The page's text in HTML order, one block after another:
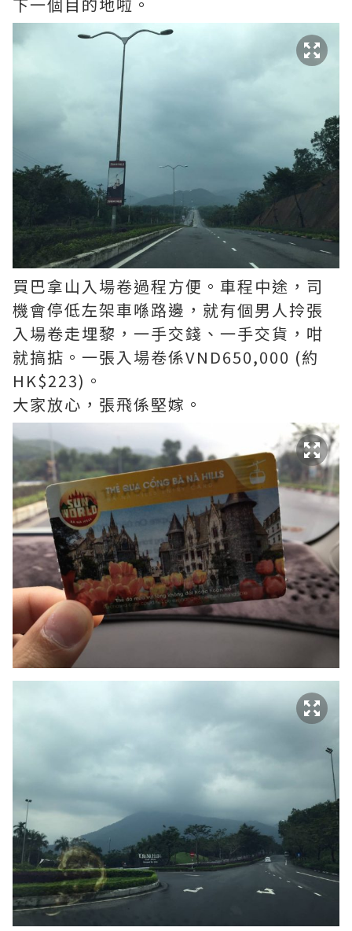
買巴拿山入場卷過程方便。車程中途，司
機會停低左架車喺路邊，就有個男人拎張
入場卷走埋黎，一手交錢、一手交貨，咁
就搞掂。一張入場卷係VND650,000 (約
HK$223)。
大家放心，張飛係堅嫁。